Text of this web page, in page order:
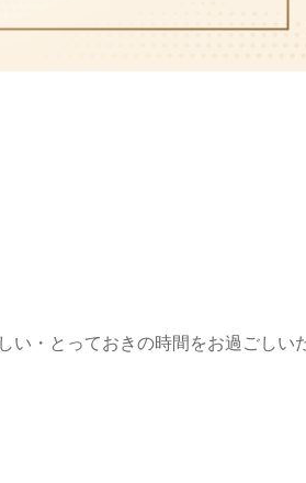
い・とっておきの時間をお過ごしい